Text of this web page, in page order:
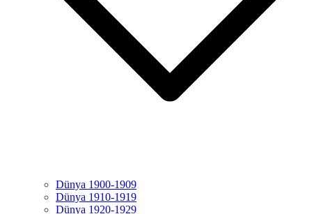
Dünya 1900-1909
Dünya 1910-1919
Dünya 1920-1929